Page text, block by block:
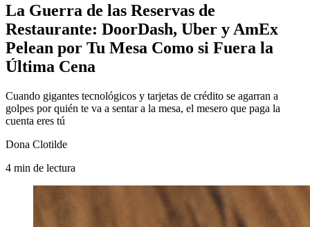
La Guerra de las Reservas de
Restaurante: DoorDash, Uber y AmEx
Pelean por Tu Mesa Como si Fuera la
Última Cena
Cuando gigantes tecnológicos y tarjetas de crédito se agarran a
golpes por quién te va a sentar a la mesa, el mesero que paga la
cuenta eres tú
Dona Clotilde
4 min de lectura